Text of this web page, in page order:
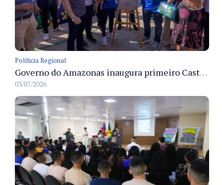
Políticia Regional
Governo do Amazonas inaugura primeiro Castramóvel Fluvial para atendimento veterinário às comunidades ribeirinhas e castração gratuita
03/07/2026